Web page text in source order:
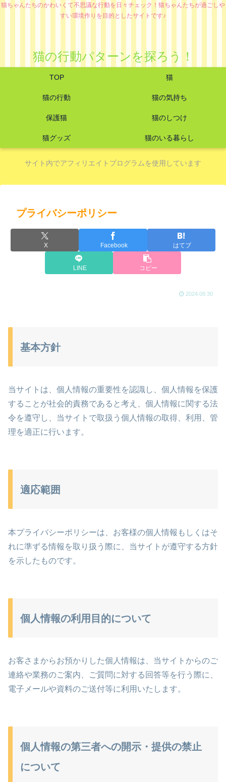
猫ちゃんたちのかわいくて不思議な行動を日々チェック！猫ちゃんたちが過ごしや
すい環境作りを目的としたサイトです♪
猫の行動パターンを探ろう！
TOP 猫
猫の行動 猫の気持ち
保護猫 猫のしつけ
猫グッズ 猫のいる暮らし
サイト内でアフィリエイトプログラムを使用しています
プライバシーポリシー
X Facebook はてブ
LINE コピー
2024.09.30
基本方針
当サイトは、個人情報の重要性を認識し、個人情報を保護
することが社会的責務であると考え、個人情報に関する法
令を遵守し、当サイトで取扱う個人情報の取得、利用、管
理を適正に行います。
適応範囲
本プライバシーポリシーは、お客様の個人情報もしくはそ
れに準ずる情報を取り扱う際に、当サイトが遵守する方針
を示したものです。
個人情報の利用目的について
お客さまからお預かりした個人情報は、当サイトからのご
連絡や業務のご案内、ご質問に対する回答等を行う際に、
電子メールや資料のご送付等に利用いたします。
個人情報の第三者への開示・提供の禁止
について